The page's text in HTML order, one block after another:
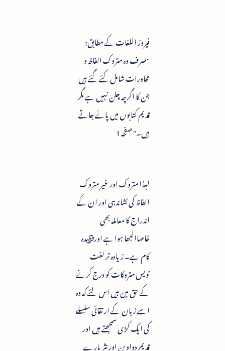
فیروز اللغات کے مطابق:
"صرف وہ متروک الفاظ و
محاورات شامل کئے گئے ہیں
جن کا اگرچہ چلن نہیں ہے مگر
قدیم کتابوں میں پائے جاتے
ہیں۔" صفحہ 1
لہذا متروک اور غیر متروک
الفاظ کی نشاندہی اور ان کے
اندراج کا معاملہ بھی
خاصاالجھا ہوا ہے اور پیچیدہ
کام ہے۔ زیادہ تر لغت
نویس متروکات کو درج کرنے
کے حق مین ہیں اس لئے کہ وہ
اسے زبان کے ارتقائی سلسلے
کی ایک کڑی سمجھتے ہیں اور
قدیم دواوین اور نثر پارے